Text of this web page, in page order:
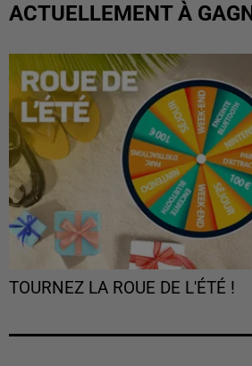
ACTUELLEMENT À
TOURNEZ LA ROUE DE L'ÉTÉ !